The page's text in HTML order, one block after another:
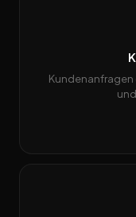
Kundenanfragen